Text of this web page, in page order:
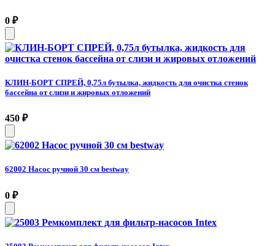
0 ₽
КЛИН-БОРТ СПРЕЙ, 0,75л бутылка, жидкость для очистка стенок
бассейна от слизи и жировых отложений
450 ₽
62002 Насос ручной 30 см bestway
0 ₽